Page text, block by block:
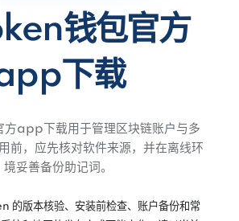
钱包官方
下载
app下载用于管理区块链账户与多
前，应先核对软件来源，并在离线环
境妥善备份助记词。
的版本核验、安装前检查、账户备份和常